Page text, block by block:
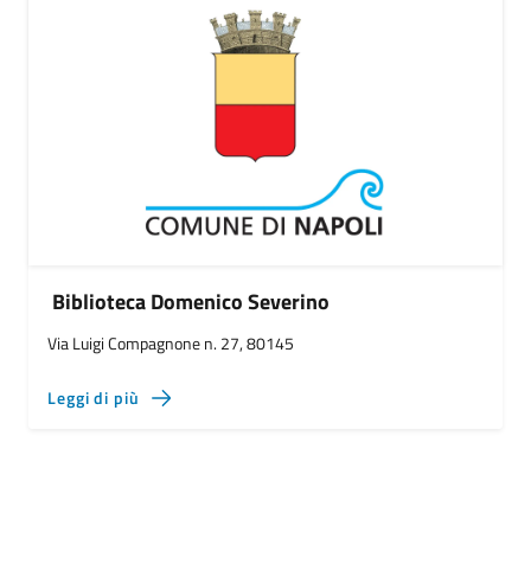
Biblioteca Domenico Severino
Via Luigi Compagnone n. 27, 80145
Leggi di più